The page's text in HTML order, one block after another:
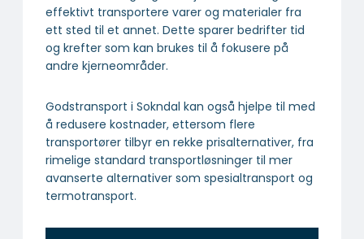
effektivt transportere varer og materialer fra
ett sted til et annet. Dette sparer bedrifter tid
og krefter som kan brukes til å fokusere på
andre kjerneområder.
Godstransport i Sokndal kan også hjelpe til med
å redusere kostnader, ettersom flere
transportører tilbyr en rekke prisalternativer, fra
rimelige standard transportløsninger til mer
avanserte alternativer som spesialtransport og
termotransport.